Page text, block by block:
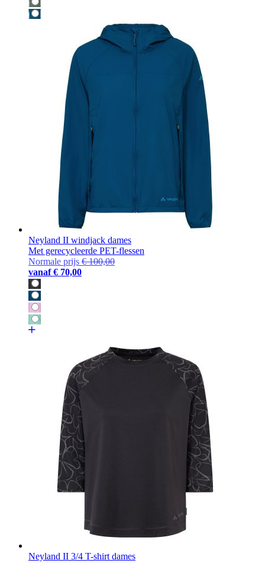
Neyland II windjack dames
Met gerecycleerde PET-flessen
Normale prijs € 100,00
vanaf € 70,00
Neyland II 3/4 T-shirt dames